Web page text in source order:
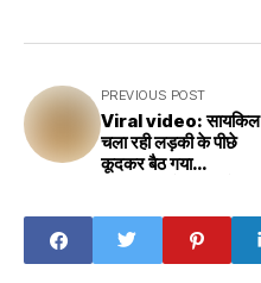
PREVIOUS POST
Viral video: सायकिल
चला रही लड़की के पीछे
कूदकर बैठ गया